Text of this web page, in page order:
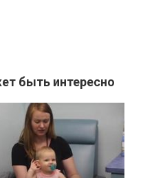
быть интересно